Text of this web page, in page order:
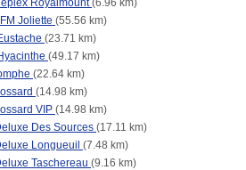
Joliette (55.56 km)
(23.71 km)
(49.17 km)
(22.64 km)
(14.98 km)
VIP (14.98 km)
Des Sources (17.11 km)
Longueuil (7.48 km)
Taschereau (9.16 km)